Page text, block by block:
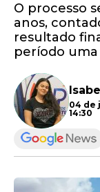
O processo
anos,
resultado
período
04 de
14:30